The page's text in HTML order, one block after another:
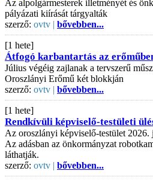
Az alpolgármesterek illetményét és
pályázati kiírását tárgyalták
szerző: ovtv | bővebben...
[1 hete]
Átfogó karbantartás az
Július végéig zajlanak a tervszerű
Oroszlányi Erőmű két blokkján
szerző: ovtv | bővebben...
[1 hete]
Rendkívüli képviselő-testületi
Az oroszlányi képviselő-testület
Az adásban az önkormányzat
láthatják.
szerző: ovtv | bővebben...